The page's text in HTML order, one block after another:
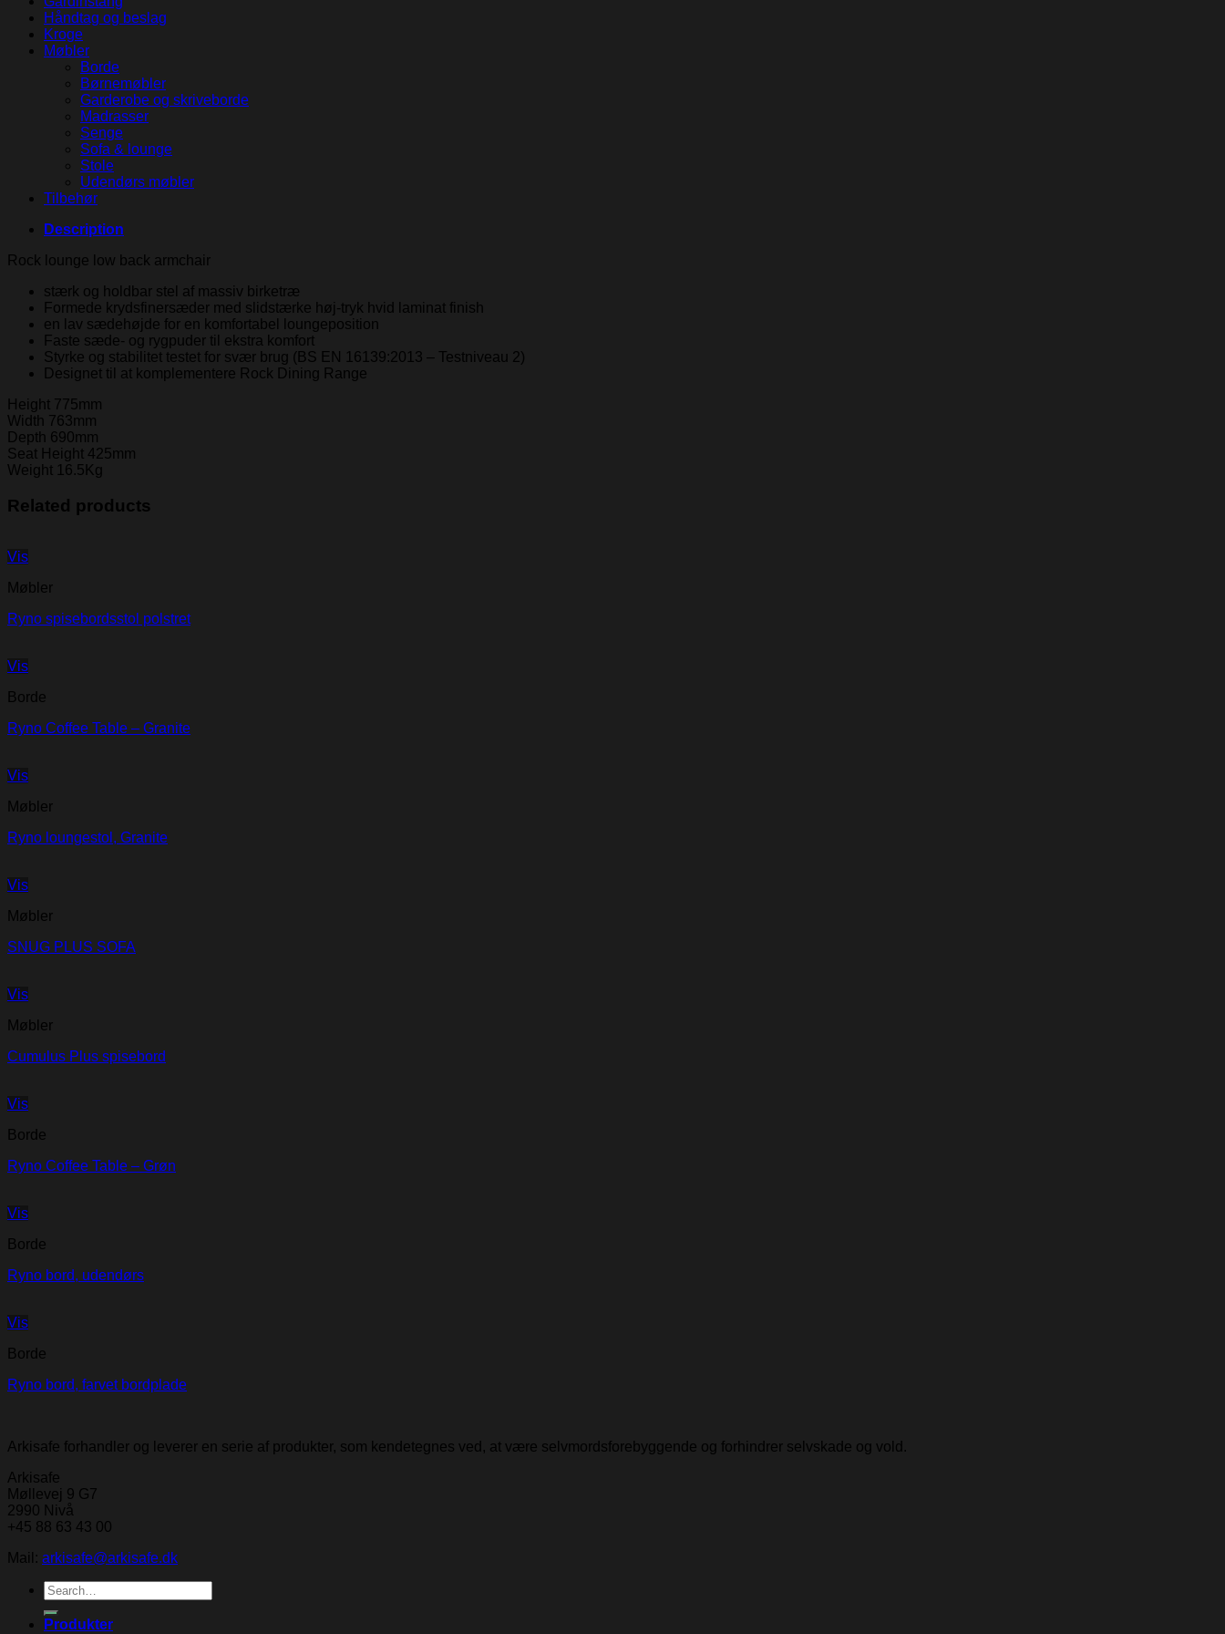
Håndtag og beslag
Kroge
Møbler
Borde
Børnemøbler
Garderobe og skriveborde
Madrasser
Senge
Sofa & lounge
Stole
Udendørs møbler
Tilbehør
Description
Rock lounge low back armchair
stærk og holdbar stel af massiv birketræ
Formede krydsfinersæder med slidstærke høj-tryk hvid laminat finish
en lav sædehøjde for en komfortabel loungeposition
Faste sæde- og rygpuder til ekstra komfort
Styrke og stabilitet testet for svær brug (BS EN 16139:2013 – Testniveau 2)
Designet til at komplementere Rock Dining Range
Height 775mm
Width 763mm
Depth 690mm
Seat Height 425mm
Weight 16.5Kg
Related products
Vis
Møbler
Ryno spisebordsstol polstret
Vis
Borde
Ryno Coffee Table – Granite
Vis
Møbler
Ryno loungestol, Granite
Vis
Møbler
SNUG PLUS SOFA
Vis
Møbler
Cumulus Plus spisebord
Vis
Borde
Ryno Coffee Table – Grøn
Vis
Borde
Ryno bord, udendørs
Vis
Borde
Ryno bord, farvet bordplade
Arkisafe forhandler og leverer en serie af produkter, som kendetegnes ved, at være selvmordsforebyggende og forhindrer selvskade og vold.
Arkisafe
Møllevej 9 G7
2990 Nivå
+45 88 63 43 00
Mail: arkisafe@arkisafe.dk
Search
for:
Produkter